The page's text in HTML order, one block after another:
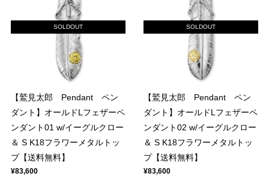
SOLDOUT
【鷲見太郎 Pendant ペン
ダント】オールドLフェザーペ
ンダント01 w/イーグルクロー
＆ S K18フラワーメタルトッ
プ【送料無料】
¥83,600
SOLDOUT
【鷲見太郎 Pendant ペン
ダント】オールドLフェザーペ
ンダント02 w/イーグルクロー
＆ S K18フラワーメタルトッ
プ【送料無料】
¥83,600